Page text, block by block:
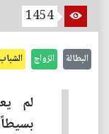
1454
البطالة الزواج الشباب
لم